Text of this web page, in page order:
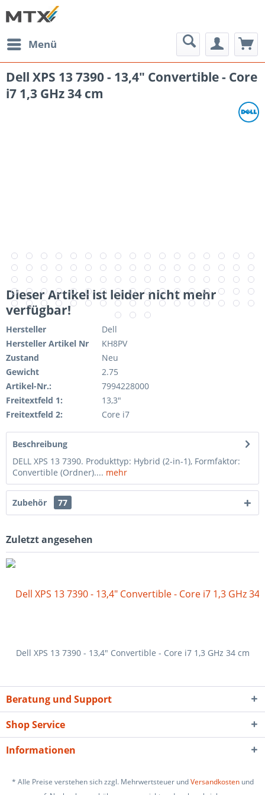
Menü
Dell XPS 13 7390 - 13,4" Convertible - Core
i7 1,3 GHz 34 cm
Dieser Artikel ist leider nicht mehr
verfügbar!
Hersteller
Dell
Hersteller Artikel Nr
KH8PV
Zustand
Neu
Gewicht
2.75
Artikel-Nr.:
7994228000
Freitextfeld 1:
13,3"
Freitextfeld 2:
Core i7
Beschreibung
DELL XPS 13 7390. Produkttyp: Hybrid (2-in-1), Formfaktor:
Convertible (Ordner).... mehr
Zubehör 77
Zuletzt angesehen
Dell XPS 13 7390 - 13,4" Convertible - Core i7 1,3 GHz 34 cm
Beratung und Support
Shop Service
Informationen
* Alle Preise verstehen sich zzgl. Mehrwertsteuer undVersandkostenund